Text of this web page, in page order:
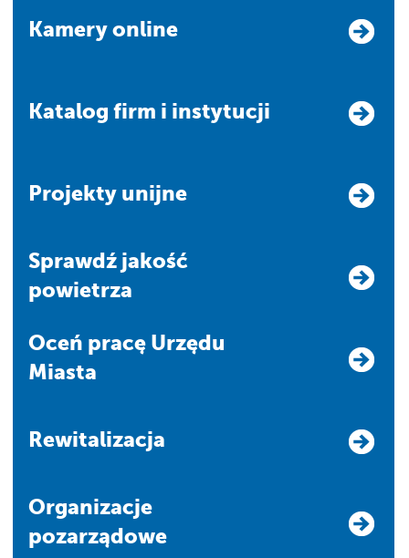
Kamery online
Katalog firm i instytucji
Projekty unijne
Sprawdź jakość
powietrza
Oceń pracę Urzędu
Miasta
Rewitalizacja
Organizacje
pozarządowe